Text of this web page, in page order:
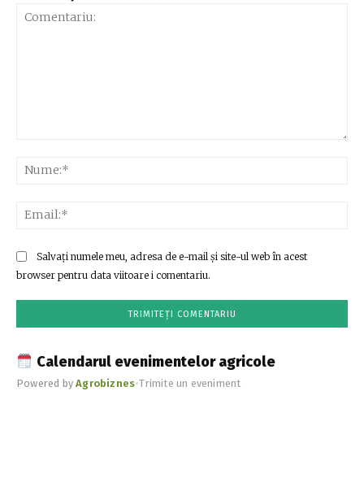
Salvați numele meu, adresa de e-mail și site-ul web în acest
browser pentru data viitoare i comentariu.
Calendarul evenimentelor agricole
Powered byAgrobiznes•Trimite un eveniment